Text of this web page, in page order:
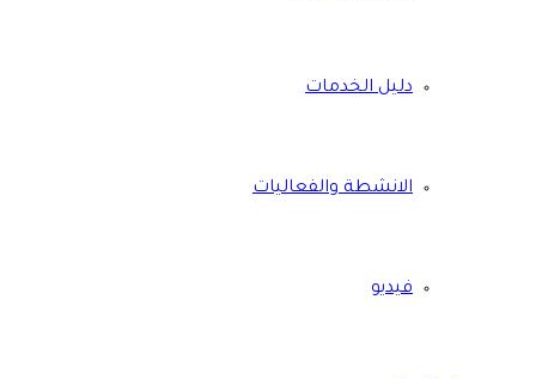
دليل الخدمات
الانشطة والفعاليات
فيديو